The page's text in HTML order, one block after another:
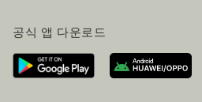
문의하기
방문 계획
오시는길
방문객 서비스
공식 앱 다운로드